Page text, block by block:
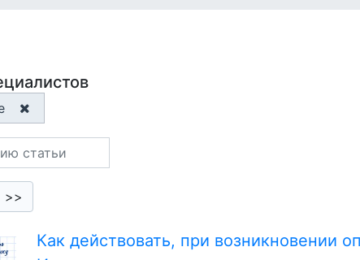
>>
Как действовать, при возникновении